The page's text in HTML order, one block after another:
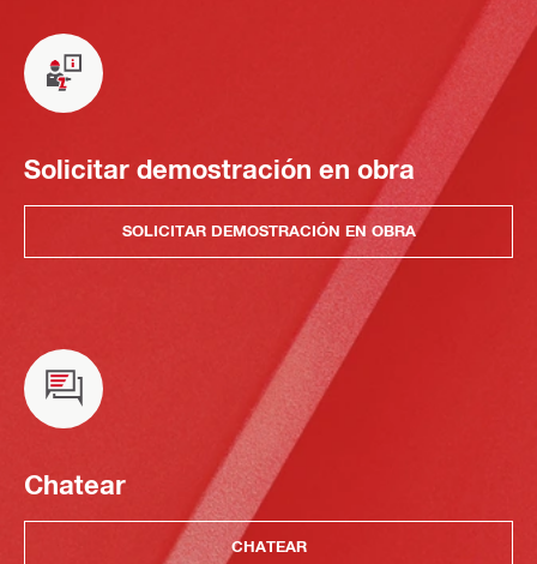
Solicitar demostración en obra
SOLICITAR DEMOSTRACIÓN EN OBRA
Chatear
CHATEAR